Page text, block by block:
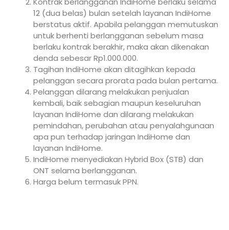
12 (dua belas) bulan setelah layanan IndiHome
berstatus aktif. Apabila pelanggan memutuskan
untuk berhenti berlangganan sebelum masa
berlaku kontrak berakhir, maka akan dikenakan
denda sebesar Rp1.000.000.
Tagihan IndiHome akan ditagihkan kepada
pelanggan secara prorata pada bulan pertama.
Pelanggan dilarang melakukan penjualan
kembali, baik sebagian maupun keseluruhan
layanan IndiHome dan dilarang melakukan
pemindahan, perubahan atau penyalahgunaan
apa pun terhadap jaringan IndiHome dan
layanan IndiHome.
IndiHome menyediakan Hybrid Box (STB) dan
ONT selama berlangganan.
Harga belum termasuk PPN.